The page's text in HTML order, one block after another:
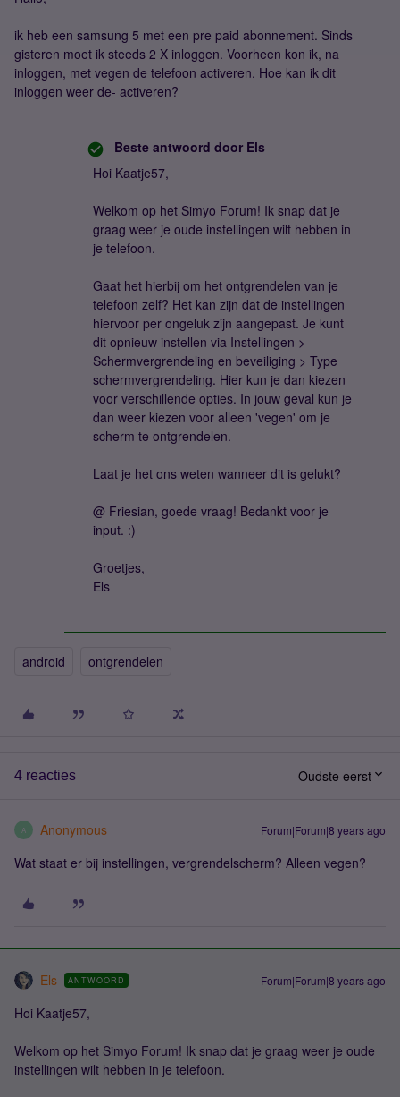
ik heb een samsung 5 met een pre paid abonnement. Sinds
gisteren moet ik steeds 2 X inloggen. Voorheen kon ik, na
inloggen, met vegen de telefoon activeren. Hoe kan ik dit
inloggen weer de- activeren?
Beste antwoord door Els
Hoi Kaatje57,
Welkom op het Simyo Forum! Ik snap dat je
graag weer je oude instellingen wilt hebben in
je telefoon.
Gaat het hierbij om het ontgrendelen van je
telefoon zelf? Het kan zijn dat de instellingen
hiervoor per ongeluk zijn aangepast. Je kunt
dit opnieuw instellen via Instellingen >
Schermvergrendeling en beveiliging > Type
schermvergrendeling. Hier kun je dan kiezen
voor verschillende opties. In jouw geval kun je
dan weer kiezen voor alleen 'vegen' om je
scherm te ontgrendelen.
Laat je het ons weten wanneer dit is gelukt?
@ Friesian, goede vraag! Bedankt voor je
input. :)
Groetjes,
Els
android ontgrendelen
4 reacties Oudste eerst
A Anonymous Forum|Forum|8 years ago
Wat staat er bij instellingen, vergrendelscherm? Alleen vegen?
Els ANTWOORD Forum|Forum|8 years ago
Hoi Kaatje57,
Welkom op het Simyo Forum! Ik snap dat je graag weer je oude
instellingen wilt hebben in je telefoon.